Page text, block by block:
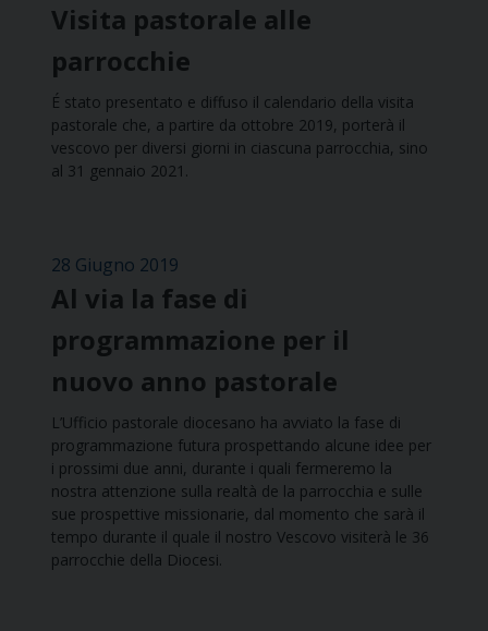
Visita pastorale alle
parrocchie
É stato presentato e diffuso il calendario della visita
pastorale che, a partire da ottobre 2019, porterà il
vescovo per diversi giorni in ciascuna parrocchia, sino
al 31 gennaio 2021.
28 Giugno 2019
Al via la fase di
programmazione per il
nuovo anno pastorale
L’Ufficio pastorale diocesano ha avviato la fase di
programmazione futura prospettando alcune idee per
i prossimi due anni, durante i quali fermeremo la
nostra attenzione sulla realtà de la parrocchia e sulle
sue prospettive missionarie, dal momento che sarà il
tempo durante il quale il nostro Vescovo visiterà le 36
parrocchie della Diocesi.